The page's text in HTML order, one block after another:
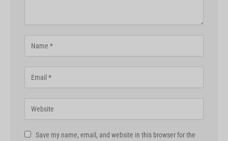
Save my name, email, and website in this browser for the